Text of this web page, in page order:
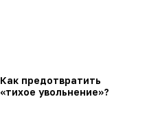
Как предотвратить
«тихое увольнение»?